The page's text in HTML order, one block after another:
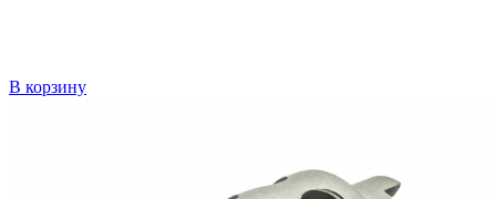
В корзину